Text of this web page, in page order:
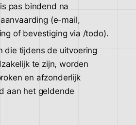
pas bindend na
(e-mail,
of bevestiging via /todo).
die tijdens de uitvoering
te zijn, worden
en afzonderlijk
aan het geldende